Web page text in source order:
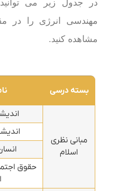
در جدول زیر می
مهندسی انرژی را در
مشاهده کنید.
بسته درسی
مبانی نظری
اسلام
حقوق